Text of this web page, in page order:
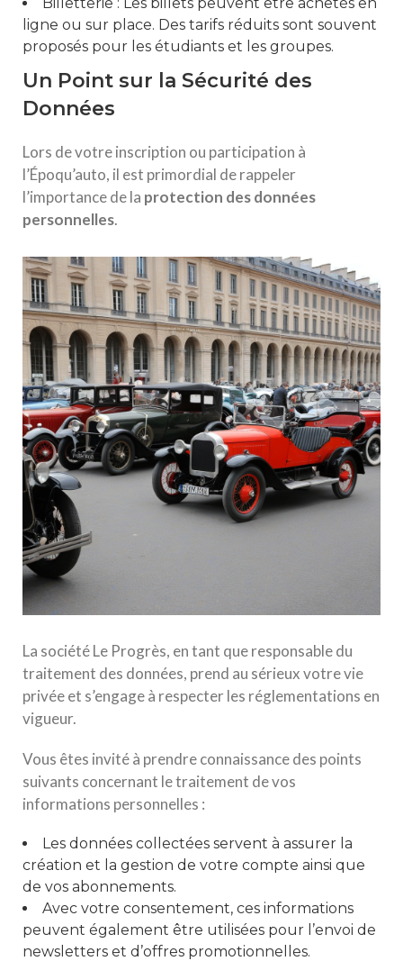
ligne ou sur place. Des tarifs réduits sont souvent
proposés pour les étudiants et les groupes.
Un Point sur la Sécurité des
Données
Lors de votre inscription ou participation à
l’Époqu’auto, il est primordial de rappeler
l’importance de la protection desdonnées
personnelles.
La société Le Progrès, en tant que responsable du
traitement des données, prend au sérieux votre vie
privée et s’engage à respecter les réglementations en
vigueur.
Vous êtes invité à prendre connaissance des points
suivants concernant le traitement de vos
informations personnelles :
Les données collectées servent à assurer la
création et la gestion de votre compte ainsi que
de vos abonnements.
Avec votre consentement, ces informations
peuvent également être utilisées pour l’envoi de
newsletters et d’offres promotionnelles.